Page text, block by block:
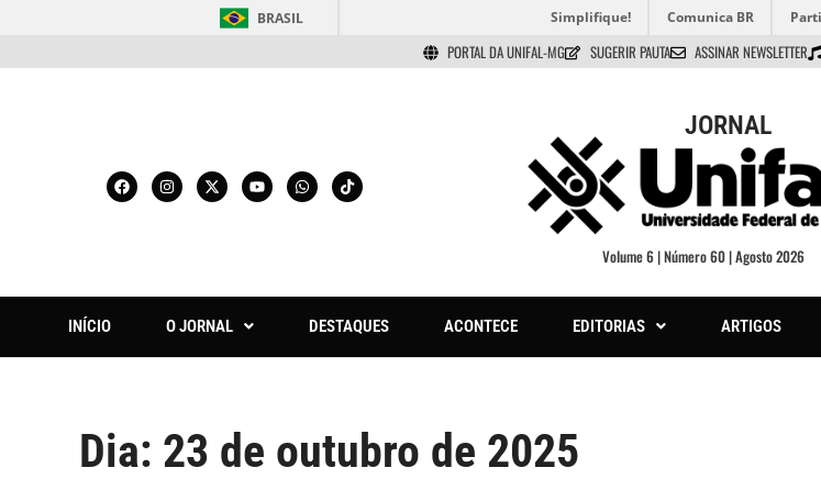
BRASIL Simplifique! Comunica BR
PORTAL DA UNIFAL-MG SUGERIR PAUTA ASSINAR NEWSLETTER
JORNAL
Volume 6 | Número 60 | Agosto 2026
INÍCIO O JORNAL DESTAQUES ACONTECE EDITORIAS ARTIGOS
Dia: 23 de outubro de 2025